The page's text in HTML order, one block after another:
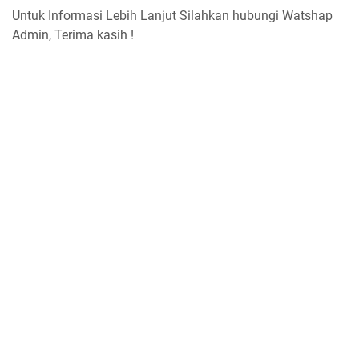
Untuk Informasi Lebih Lanjut Silahkan hubungi Watshap
Admin, Terima kasih !